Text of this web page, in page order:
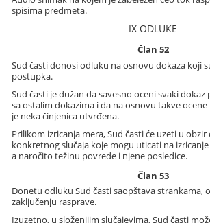
spisima predmeta.
IX ODLUKE
Član 52
Sud časti donosi odluku na osnovu dokaza koji
postupka.
Sud časti je dužan da savesno oceni svaki
sa ostalim dokazima i da na osnovu takve ocene
je neka činjenica utvrđena.
Prilikom izricanja mera, Sud časti će uzeti u
konkretnog slučaja koje mogu uticati na
a naročito težinu povrede i njene posledice.
Član 53
Donetu odluku Sud časti saopštava strankama,
zaključenju rasprave.
Izuzetno, u složenijim slučajevima, Sud časti